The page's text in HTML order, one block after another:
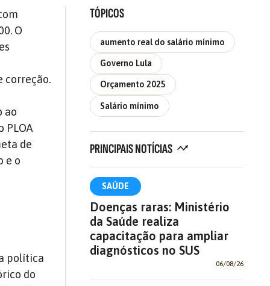
O
correção.
ao
PLOA
de
e o
política
do
TÓPICOS
aumento real do salário mínimo
Governo Lula
Orçamento 2025
Salário mínimo
PRINCIPAIS NOTÍCIAS
SAÚDE
Doenças raras: Ministério
da Saúde realiza
capacitação para ampliar
diagnósticos no SUS
06/08/26